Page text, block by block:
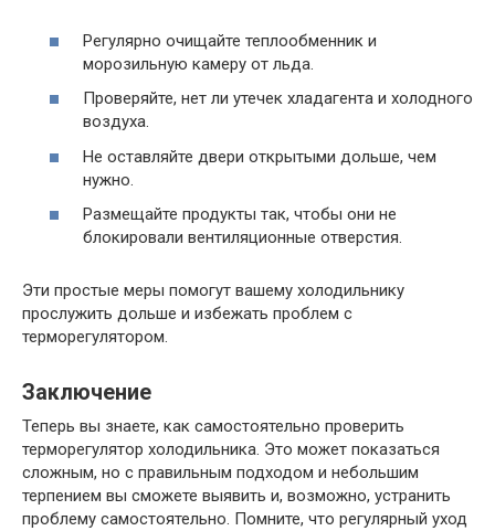
Регулярно очищайте теплообменник и
морозильную камеру от льда.
Проверяйте, нет ли утечек хладагента и холодного
воздуха.
Не оставляйте двери открытыми дольше, чем
нужно.
Размещайте продукты так, чтобы они не
блокировали вентиляционные отверстия.
Эти простые меры помогут вашему холодильнику
прослужить дольше и избежать проблем с
терморегулятором.
Заключение
Теперь вы знаете, как самостоятельно проверить
терморегулятор холодильника. Это может показаться
сложным, но с правильным подходом и небольшим
терпением вы сможете выявить и, возможно, устранить
проблему самостоятельно. Помните, что регулярный уход